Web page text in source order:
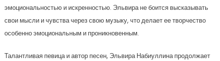
эмоциональностью и искренностью. Эльвира не боится высказывать
свои мысли и чувства через свою музыку, что делает ее творчество
особенно эмоциональным и проникновенным.
Талантливая певица и автор песен, Эльвира Набиуллина продолжает